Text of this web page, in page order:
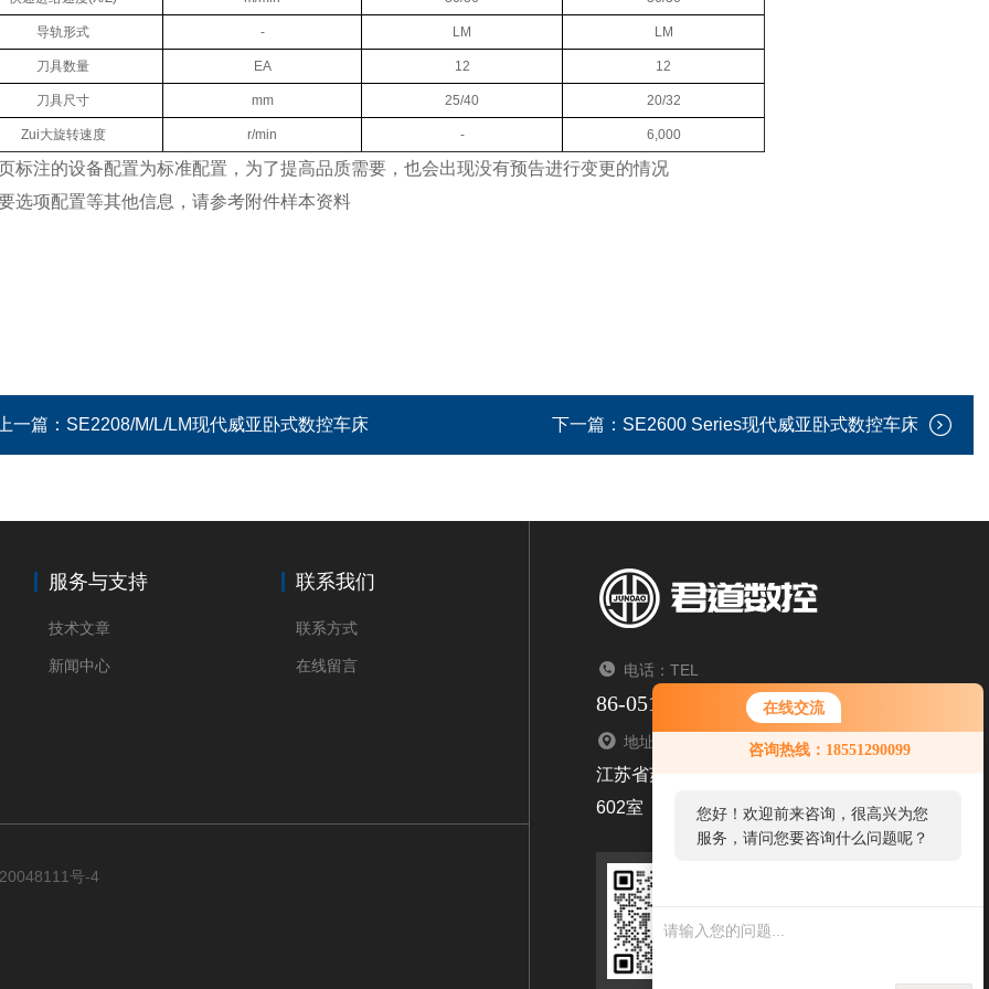
在线交流
咨询热线：18551290099
您好！欢迎前来咨询，很高兴为您
服务，请问您要咨询什么问题呢？
导轨形式 - LM LM
刀具数量 EA 12 12
刀具尺寸 mm 25/40 20/32
Zui大旋转速度 r/min - 6,000
标注的设备配置为标准配置，为了提高品质需要，也会出现没有预告进行变更的情况
选项配置等其他信息，请参考附件样本资料
上一篇： SE2208/M/L/LM现代威亚卧式数控车床 下一篇： SE2600 Series现代威亚卧式数控车床
服务与支持
技术文章
新闻中心
联系我们
联系方式
在线留言
号-4
电话：TEL
86-0512-69591433
地址：ADDRESS
江苏省苏州市相城区太平街道聚金路98号1幢6楼
602室